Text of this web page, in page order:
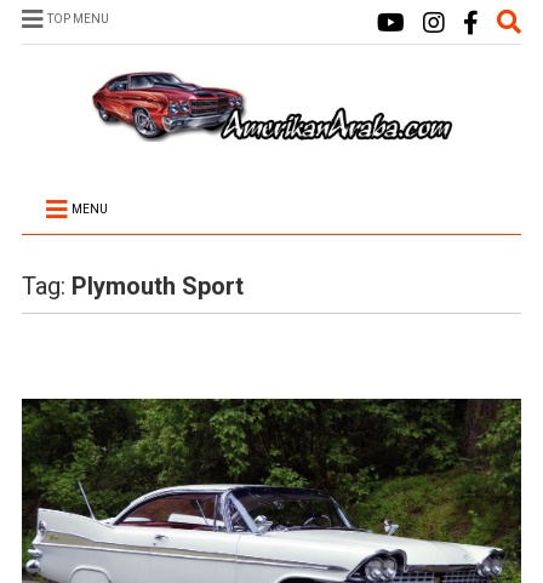
TOP MENU
MENU
Tag: Plymouth Sport